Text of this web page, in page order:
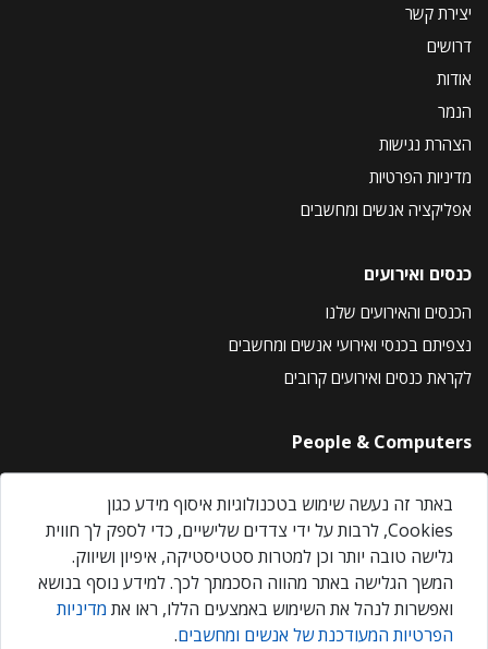
יצירת קשר
דרושים
אודות
הנמר
הצהרת נגישות
מדיניות הפרטיות
אפליקציה אנשים ומחשבים
כנסים ואירועים
הכנסים והאירועים שלנו
נצפיתם בכנסי ואירועי אנשים ומחשבים
לקראת כנסים ואירועים קרובים
People & Computers
About Us
Privacy Policy
Contact Us
Our Events
באתר זה נעשה שימוש בטכנולוגיות איסוף מידע כגון
Cookies, לרבות על ידי צדדים שלישיים, כדי לספק לך חווית
גלישה טובה יותר וכן למטרות סטטיסטיקה, איפיון ושיווק.
המשך הגלישה באתר מהווה הסכמתך לכך. למידע נוסף בנושא
ואפשרות לנהל את השימוש באמצעים הללו, ראו את מדיניות
הפרטיות המעודכנת של אנשים ומחשבים.